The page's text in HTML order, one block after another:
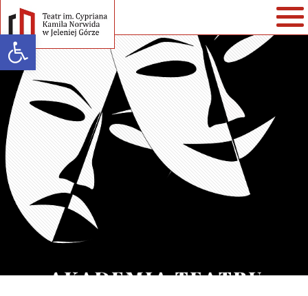
Open toolbar
Warning: strlen() expects parameter 1 to be string, array given in
/home/klient.dhosting.pl/teatr/teatrnorwida.pl/wp-
content/themes/teatrnorwida/single-spektakle.php